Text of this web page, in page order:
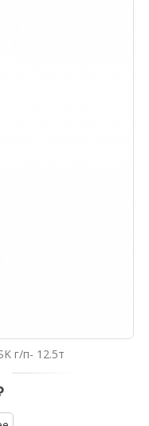
г/п- 12.5т